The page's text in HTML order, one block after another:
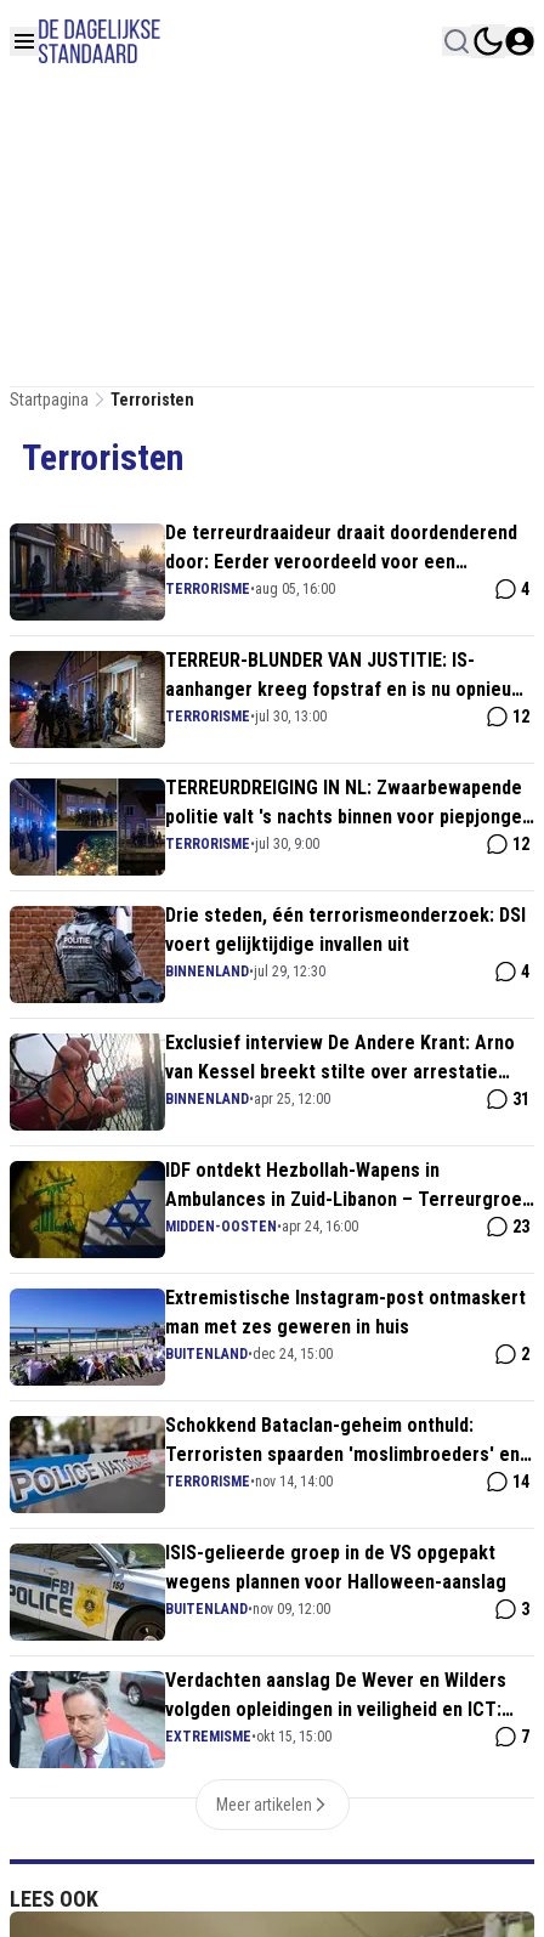
Startpagina Terroristen
Terroristen
De terreurdraaideur draait doordenderend
door: Eerder veroordeeld voor een
aanslagplan, nu wéér verdachte
TERRORISME•aug 05, 16:00 4
TERREUR-BLUNDER VAN JUSTITIE: IS-
aanhanger kreeg fopstraf en is nu opnieuw
gearresteerd!
TERRORISME•jul 30, 13:00 12
TERREURDREIGING IN NL: Zwaarbewapende
politie valt 's nachts binnen voor piepjonge
verdachten!
TERRORISME•jul 30, 9:00 12
Drie steden, één terrorismeonderzoek: DSI
voert gelijktijdige invallen uit
BINNENLAND•jul 29, 12:30 4
Exclusief interview De Andere Krant: Arno
van Kessel breekt stilte over arrestatie
uren na bodemprocedure tegen Rutte en
BINNENLAND•apr 25, 12:00 31
IDF ontdekt Hezbollah-Wapens in
Ambulances in Zuid-Libanon – Terreurgroep
Doet Alles om Staakt-het-Vuren te
MIDDEN-OOSTEN •apr 24, 16:00 23
Extremistische Instagram-post ontmaskert
man met zes geweren in huis
BUITENLAND•dec 24, 15:00 2
Schokkend Bataclan-geheim onthuld:
Terroristen spaarden 'moslimbroeders' en
schoten anderen dood – 10 jaar later
TERRORISME•nov 14, 14:00 14
ISIS-gelieerde groep in de VS opgepakt
wegens plannen voor Halloween-aanslag
BUITENLAND•nov 09, 12:00 3
Verdachten aanslag De Wever en Wilders
volgden opleidingen in veiligheid en ICT:
hechtenis verlengd
EXTREMISME•okt 15, 15:00 7
Meer artikelen
LEES OOK